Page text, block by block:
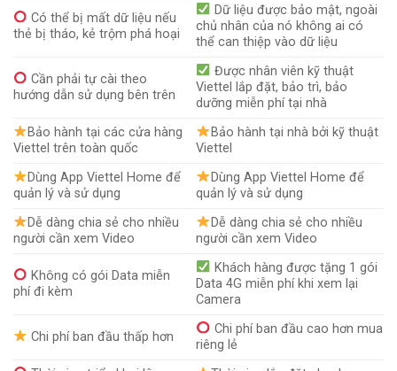
Có thể bị mất dữ liệu nếu
thẻ bị tháo, kẻ trộm phá hoại
Dữ liệu được bảo mật, ngoài
chủ nhân của nó không ai có
thể can thiệp vào dữ liệu
Cần phải tự cài theo
hướng dẫn sử dụng bên trên
Được nhân viên kỹ thuật
Viettel lắp đặt, bảo trì, bảo
dưỡng miễn phí tại nhà
Bảo hành tại các cửa hàng
Viettel trên toàn quốc
Bảo hành tại nhà bởi kỹ thuật
Viettel
Dùng App Viettel Home để
quản lý và sử dụng
Dùng App Viettel Home để
quản lý và sử dụng
Dễ dàng chia sẻ cho nhiều
người cần xem Video
Dễ dàng chia sẻ cho nhiều
người cần xem Video
Không có gói Data miễn
phí đi kèm
Khách hàng được tặng 1 gói
Data 4G miễn phí khi xem lại
Camera
Chi phí ban đầu thấp hơn
Chi phí ban đầu cao hơn mua
riêng lẻ